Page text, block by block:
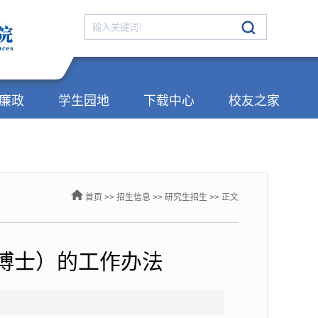
政 学生园地 下载中心 校友之家
首页 >> 招生信息 >> 研究生招生 >> 正文
士）的工作办法